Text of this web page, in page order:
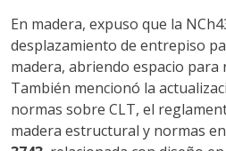
En madera, expuso que la
desplazamiento de entrepiso
madera, abriendo espacio para
También mencionó la
normas sobre CLT, el
madera estructural y normas